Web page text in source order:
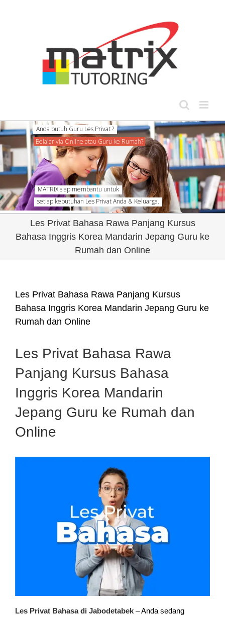
MATRIX siap membantu untuk
setiap kebutuhan Les Privat Anda & Keluarga.
Les Privat Bahasa Rawa Panjang Kursus
Bahasa Inggris Korea Mandarin Jepang Guru ke
Rumah dan Online
Les Privat Bahasa Rawa Panjang Kursus
Bahasa Inggris Korea Mandarin Jepang Guru ke
Rumah dan Online
Les Privat Bahasa Rawa
Panjang Kursus Bahasa
Inggris Korea Mandarin
Jepang Guru ke Rumah dan
Online
Les Privat Bahasa di Jabodetabek – Anda sedang